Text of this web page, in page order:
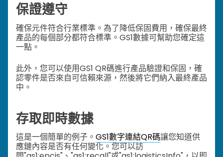
保證遵守
確保元件符合行業標準。為了降低保固費用，確保最終
產品的每個部分都符合標準。GS1數據可幫助您確定這
一點。
此外，您可以使用GS1 QR碼進行產品驗證和保固，確
認零件是否來自可信賴來源，然後將它們納入最終產品
中。
存取即時數據
這是一個簡單的例子。 GS1數字連結QR碼讓您知道供
應鏈內容是否有任何變化。您可以訪